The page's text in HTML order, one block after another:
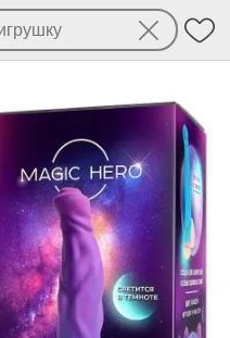
светящийся в